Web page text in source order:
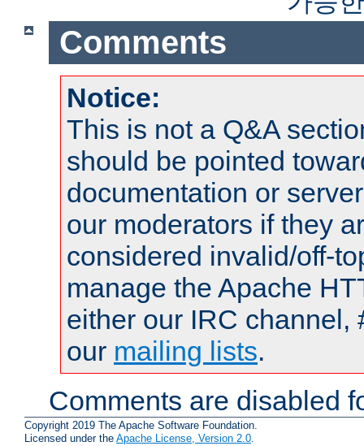
Comments
Notice:
This is not a Q&A
should be pointed
documentation or
our moderators if they
considered invalid/off-
manage the Apache
either our IRC channel,
our mailing lists.
Comments are disabled
Copyright 2019 The Apache Software Foundation.
Licensed under the Apache License, Version 2.0.